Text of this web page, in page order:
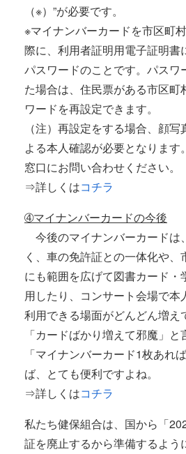
（※）”が必要です。
※マイナンバーカードを市区町
際に、利用者証明用電子証明書
パスワードのことです。パスワ
た場合は、住民票がある市区町
ワードを再設定できます。
（注）再設定をする場合、顔
よる本人確認が必要となります
窓口にお問い合わせください。
⇒詳しくはコチラ
➃マイナンバーカードの今後
今後のマイナンバーカードは
く、車の免許証との一体化や、
にも範囲を広げて図書カード・
用したり、コンサート会場で本
利用できる場面がどんどん増え
「カードばかり増えて邪魔」
「マイナンバーカード1枚あれ
ば、とても便利ですよね。
⇒詳しくはコチラ
私たち健保組合は、国から「
証を廃止するから準備するよう